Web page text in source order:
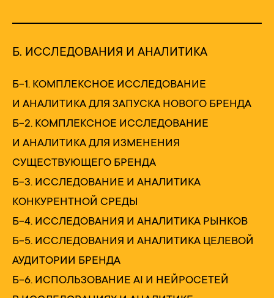
Б. ИССЛЕДОВАНИЯ И АНАЛИТИКА
Б-1. КОМПЛЕКСНОЕ ИССЛЕДОВАНИЕ
И АНАЛИТИКА ДЛЯ ЗАПУСКА НОВОГО БРЕНДА
Б-2. КОМПЛЕКСНОЕ ИССЛЕДОВАНИЕ
И АНАЛИТИКА ДЛЯ ИЗМЕНЕНИЯ
СУЩЕСТВУЮЩЕГО БРЕНДА
Б-3. ИССЛЕДОВАНИЕ И АНАЛИТИКА
КОНКУРЕНТНОЙ СРЕДЫ
Б-4. ИССЛЕДОВАНИЯ И АНАЛИТИКА РЫНКОВ
Б-5. ИССЛЕДОВАНИЯ И АНАЛИТИКА ЦЕЛЕВОЙ
АУДИТОРИИ БРЕНДА
Б-6. ИСПОЛЬЗОВАНИЕ AI И НЕЙРОСЕТЕЙ